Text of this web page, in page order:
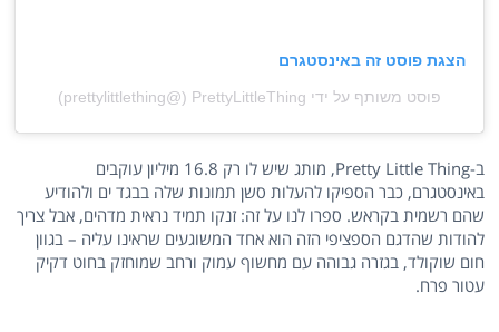
הצגת פוסט זה באינסטגרם
פוסט משותף על ידי ‏‎PrettyLittleThing‎‏ (@‏‎prettylittlething‎‏)
ב-Pretty Little Thing, מותג שיש לו רק 16.8 מיליון עוקבים
באינסטגרם, כבר הספיקו להעלות סשן תמונות שלה בבגד ים ולהודיע
שהם רשמית בקראש. ספרו לנו על זה: זנקו תמיד נראית מדהים, אבל צריך
להודות שהדגם הספציפי הזה הוא אחד המשוגעים שראינו עליה – בגוון
חום שוקולד, בגזרה גבוהה עם מחשוף עמוק ורחב שמוחזק בחוט דקיק
עטור פרח.